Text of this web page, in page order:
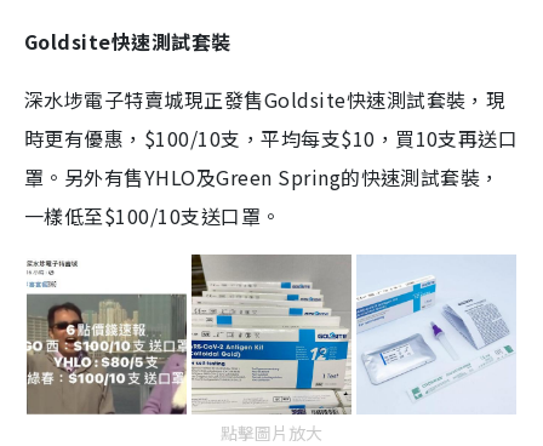
Goldsite快速測試套裝
深水埗電子特賣城現正發售Goldsite快速測試套裝，現
時更有優惠，$100/10支，平均每支$10，買10支再送口
罩。另外有售YHLO及Green Spring的快速測試套裝，
一樣低至$100/10支送口罩。
點擊圖片放大